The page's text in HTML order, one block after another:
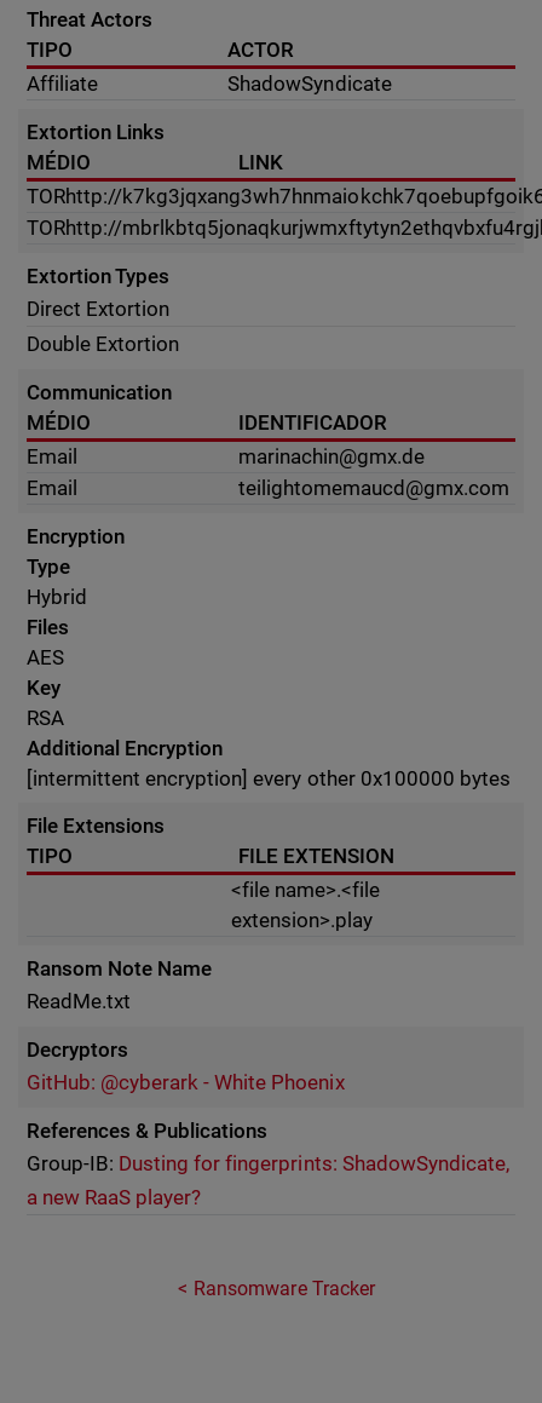
Threat Actors
TIPO
ACTOR
Affiliate
ShadowSyndicate
Extortion Links
MÉDIO
LINK
TORhttp://
TORhttp://
Extortion Types
Direct Extortion
Double Extortion
Communication
MÉDIO
IDENTIFICADOR
Email
marinachin@gmx.de
Email
teilightomemaucd@gmx.com
Encryption
Type
Hybrid
Files
AES
Key
RSA
Additional Encryption
[intermittent encryption] every other 0x100000 bytes
File Extensions
TIPO
FILE EXTENSION
<file name>.<file
extension>.play
Ransom Note Name
ReadMe.txt
Decryptors
GitHub: @cyberark - White Phoenix
References & Publications
Group-IB: Dusting for fingerprints: ShadowSyndicate,
a new RaaS player?
Ransomware Tracker